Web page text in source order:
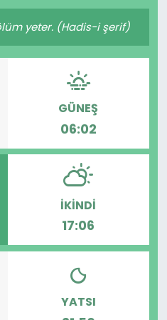
yeter. (Hadis-i şerif)
GÜNEŞ
06:02
İKINDI
17:06
YATSI